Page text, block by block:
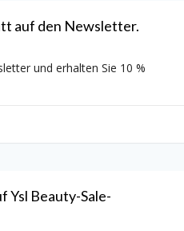
auf den Newsletter.
und erhalten Sie 10 %
Ysl Beauty-Sale-